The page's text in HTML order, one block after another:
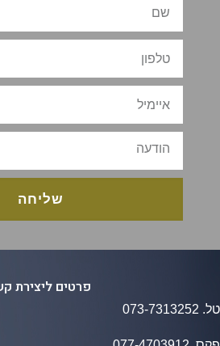
שליחה
פרטים ליצירת קשר
073-7313252